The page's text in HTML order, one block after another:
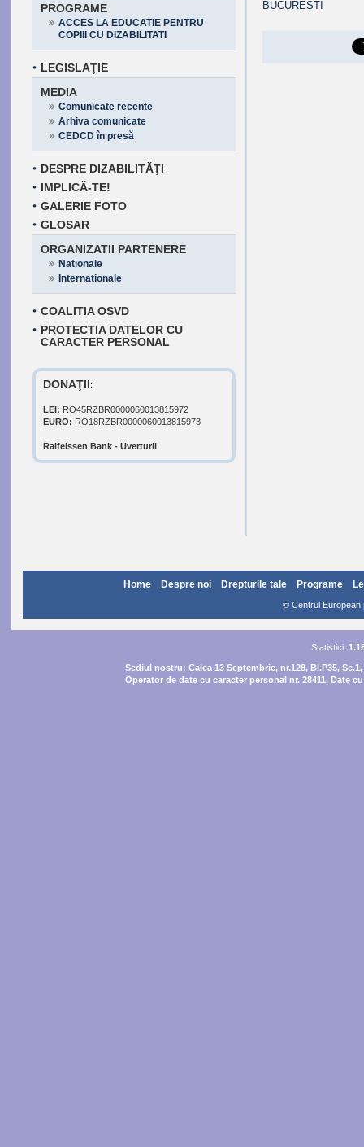
PROGRAME
ACCES LA EDUCATIE PENTRU
COPIII CU DIZABILITATI
LEGISLAŢIE
MEDIA
Comunicate recente
Arhiva comunicate
CEDCD în presă
DESPRE DIZABILITĂŢI
IMPLICĂ-TE!
GALERIE FOTO
GLOSAR
ORGANIZATII PARTENERE
Nationale
Internationale
COALITIA OSVD
PROTECTIA DATELOR CU
CARACTER PERSONAL
DONAŢII:
LEI: RO45RZBR0000060013815972
EURO: RO18RZBR0000060013815973
Raifeissen Bank - Uverturii
Home Despre noi Drepturile tale Programe
© Centrul European
Statistici:
Sediul nostru: Calea 13 Septembrie, nr.128, Bl.P35,
Operator de date cu caracter personal nr. 28411. Date